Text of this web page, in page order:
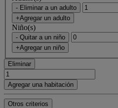
- Eliminar a un adulto
+Agregar un adulto
Niño(s)
- Quitar a un niño
+Agregar un niño
Eliminar
Agregar una habitación
Otros criterios